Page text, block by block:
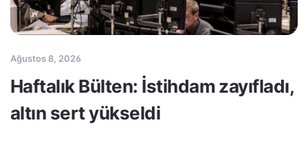
Ağustos 8, 2026
Haftalık Bülten: İstihdam zayıfladı,
altın sert yükseldi